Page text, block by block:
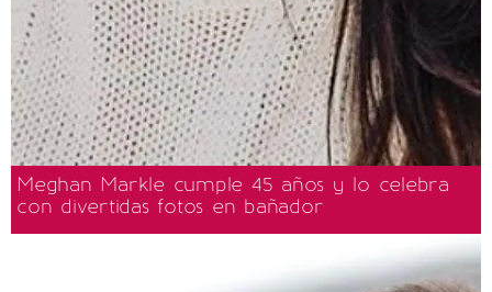
Meghan Markle cumple 45 años y lo celebra
con divertidas fotos en bañador